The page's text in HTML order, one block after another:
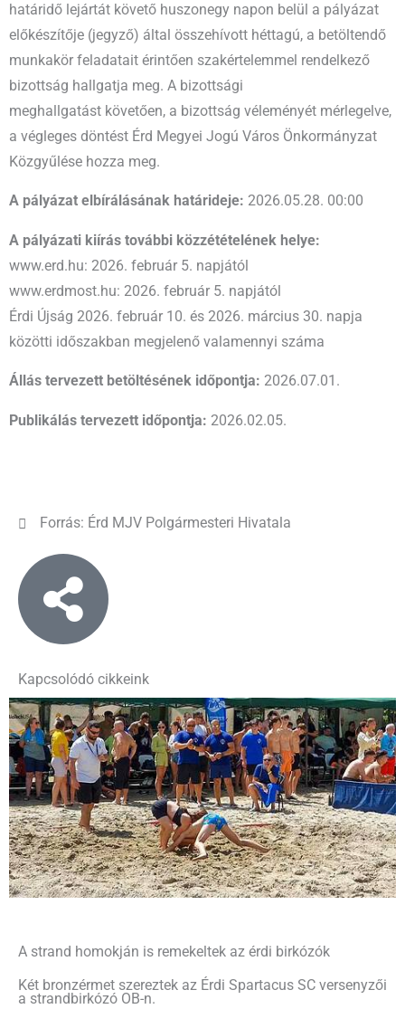
határidő lejártát követő huszonegy napon belül a pályázat
előkészítője (jegyző) által összehívott héttagú, a betöltendő
munkakör feladatait érintően szakértelemmel rendelkező
bizottság hallgatja meg. A bizottsági
meghallgatást követően, a bizottság véleményét mérlegelve,
a végleges döntést Érd Megyei Jogú Város Önkormányzat
Közgyűlése hozza meg.
A pályázat elbírálásának határideje: 2026.05.28. 00:00
A pályázati kiírás további közzétételének helye:
www.erd.hu: 2026. február 5. napjától
www.erdmost.hu: 2026. február 5. napjától
Érdi Újság 2026. február 10. és 2026. március 30. napja
közötti időszakban megjelenő valamennyi száma
Állás tervezett betöltésének időpontja: 2026.07.01.
Publikálás tervezett időpontja: 2026.02.05.
Forrás: Érd MJV Polgármesteri Hivatala
Kapcsolódó cikkeink
A strand homokján is remekeltek az érdi birkózók
Két bronzérmet szereztek az Érdi Spartacus SC versenyzői
a strandbirkózó OB-n.